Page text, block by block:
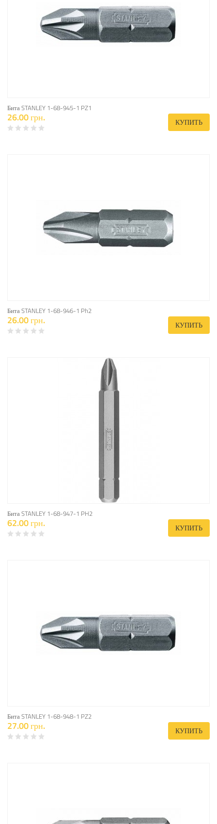
Бита STANLEY 1-68-945-1 PZ1
26.00 грн. КУПИТЬ
Бита STANLEY 1-68-946-1 Ph2
26.00 грн. КУПИТЬ
Бита STANLEY 1-68-947-1 PH2
62.00 грн. КУПИТЬ
Бита STANLEY 1-68-948-1 PZ2
27.00 грн. КУПИТЬ